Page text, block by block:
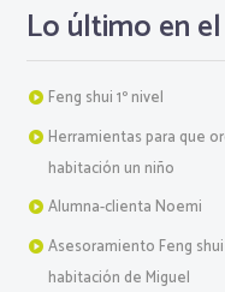
Lo último en
Feng shui 1º nivel
Herramientas para que
habitación un niño
Alumna-clienta Noemi
Asesoramiento Feng
habitación de Miguel